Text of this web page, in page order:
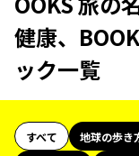
健康、
ック一覧
すべて 地球の歩き